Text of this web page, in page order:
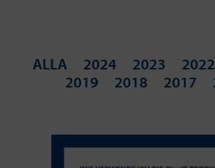
ALLA 2024 2023 2022
2019
2018 2017